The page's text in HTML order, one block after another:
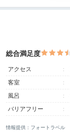
総合満足度
アクセス
客室
風呂
バリアフリー
情報提供：フォートラベル